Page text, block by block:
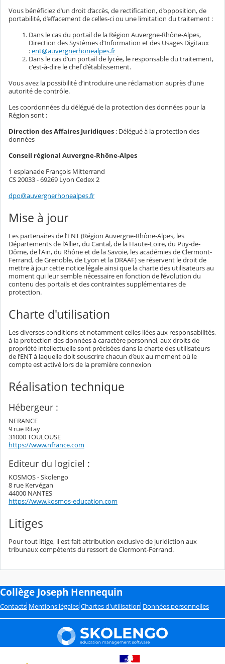
Vous bénéficiez d’un droit d’accès, de rectification, d’opposition, de
portabilité, d’effacement de celles-ci ou une limitation du traitement :
Dans le cas du portail de la Région Auvergne-Rhône-Alpes,
Direction des Systèmes d’Information et des Usages Digitaux
:ent@auvergnerhonealpes.fr
Dans le cas d’un portail de lycée, le responsable du traitement,
c'est-à-dire le chef d’établissement.
Vous avez la possibilité d’introduire une réclamation auprès d’une
autorité de contrôle.
Les coordonnées du délégué de la protection des données pour la
Région sont :
Direction des Affaires Juridiques : Délégué à la protection des
données
Conseil régional Auvergne-Rhône-Alpes
1 esplanade François Mitterrand
CS 20033 - 69269 Lyon Cedex 2
dpo@auvergnerhonealpes.fr
Mise à jour
Les partenaires de l’ENT (Région Auvergne-Rhône-Alpes, les
Départements de l’Allier, du Cantal, de la Haute-Loire, du Puy-de-
Dôme, de l'Ain, du Rhône et de la Savoie, les académies de Clermont-
Ferrand, de Grenoble, de Lyon et la DRAAF) se réservent le droit de
mettre à jour cette notice légale ainsi que la charte des utilisateurs au
moment qui leur semble nécessaire en fonction de l’évolution du
contenu des portails et des contraintes supplémentaires de
protection.
Charte d'utilisation
Les diverses conditions et notamment celles liées aux responsabilités,
à la protection des données à caractère personnel, aux droits de
propriété intellectuelle sont précisées dans la charte des utilisateurs
de l’ENT à laquelle doit souscrire chacun d’eux au moment où le
compte est activé lors de la première connexion
Réalisation technique
Hébergeur :
NFRANCE
9 rue Ritay
31000 TOULOUSE
https://www.nfrance.com
Editeur du logiciel :
KOSMOS - Skolengo
8 rue Kervégan
44000 NANTES
https://www.kosmos-education.com
Litiges
Pour tout litige, il est fait attribution exclusive de juridiction aux
tribunaux compétents du ressort de Clermont-Ferrand.
Collège Joseph Hennequin
Contacts Mentions légales Chartes d'utilisation Données personnelles